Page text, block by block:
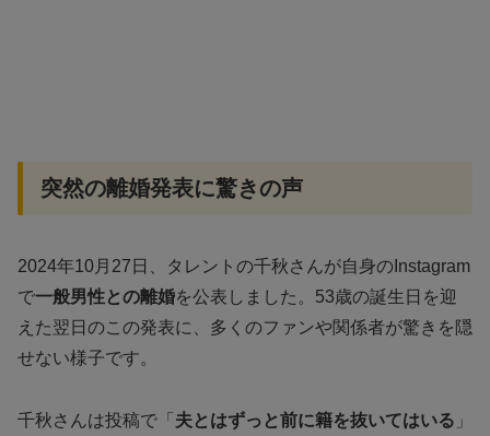
突然の離婚発表に驚きの声
2024年10月27日、タレントの千秋さんが自身のInstagram
で一般男性との離婚を公表しました。53歳の誕生日を迎
えた翌日のこの発表に、多くのファンや関係者が驚きを隠
せない様子です。
千秋さんは投稿で「 夫とはずっと前に籍を抜いてはいる 」